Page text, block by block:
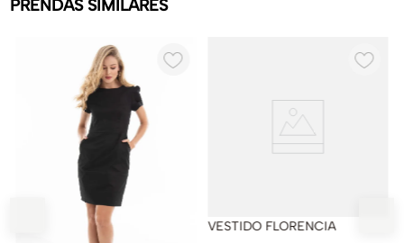
PRENDAS SIMILARES
VESTIDO FLORENCIA